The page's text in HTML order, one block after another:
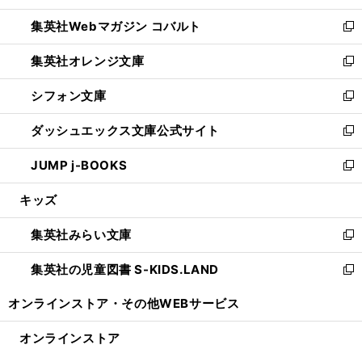
開
く
ウ
で
開
く
ン
ド
ウ
で
開
く
ウ
ィ
ン
ド
ウ
で
開
く
集英社Webマガジン コバルト
新
し
い
ウ
ィ
ン
ド
ウ
で
開
集英社オレンジ文庫
新
し
い
ウ
ィ
ン
ド
ウ
開
く
シフォン文庫
新
し
い
ウ
ィ
ン
ウ
で
開
く
ダッシュエックス文庫公式サイト
新
し
い
ウ
ン
ド
ウ
で
JUMP j-BOOKS
新
し
ウ
ィ
ン
ド
開
キッズ
集英社みらい文庫
新
し
い
ン
集英社の児童図書 S-KIDS.LAND
新
ウ
オンラインストア・ その他WEBサービス
オンラインストア